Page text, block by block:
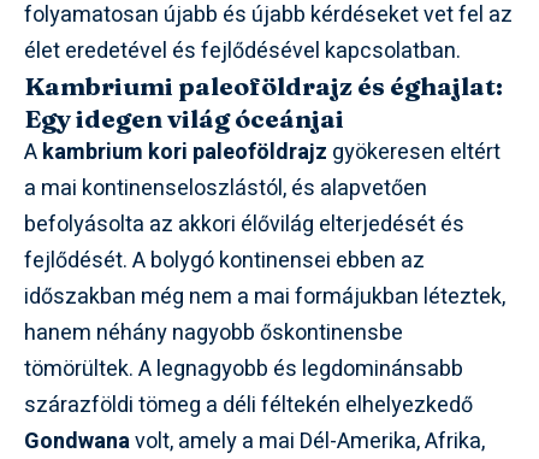
folyamatosan újabb és újabb kérdéseket vet fel az
élet eredetével és fejlődésével kapcsolatban.
Kambriumi paleoföldrajz és éghajlat:
Egy idegen világ óceánjai
Akambrium kori paleoföldrajz gyökeresen eltért
a mai kontinenseloszlástól, és alapvetően
befolyásolta az akkori élővilág elterjedését és
fejlődését. A bolygó kontinensei ebben az
időszakban még nem a mai formájukban léteztek,
hanem néhány nagyobb őskontinensbe
tömörültek. A legnagyobb és legdominánsabb
szárazföldi tömeg a déli féltekén elhelyezkedő
Gondwanavolt, amely a mai Dél-Amerika, Afrika,